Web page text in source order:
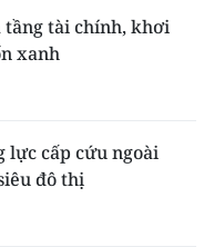
tầng tài chính, khơi
xanh
lực cấp cứu ngoài
đô thị